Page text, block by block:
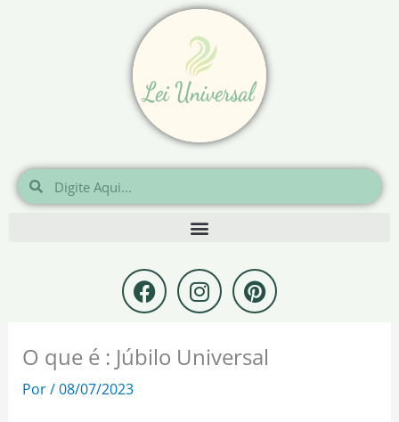
Pesquisar
Pesquisar
F
a
c
e
b
I
n
s
t
a
P
i
n
t
e
O que é : Júbilo Universal
Por/08/07/2023